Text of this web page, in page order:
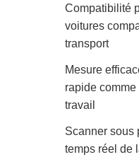
Compatibilité
voitures
transport
Mesure
rapide
travail
Scanner sous
temps réel de